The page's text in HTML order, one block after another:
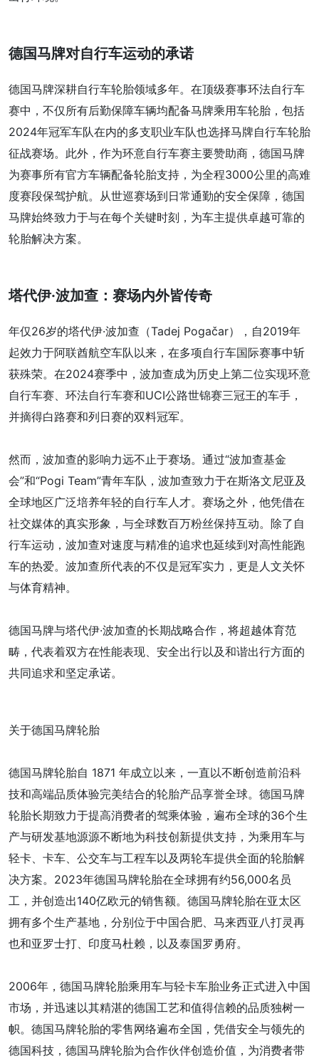
德国马牌对自行车运动的承诺
德国马牌深耕自行车轮胎领域多年。在顶级赛事环法自行车
赛中，不仅所有后勤保障车辆均配备马牌乘用车轮胎，包括
2024年冠军车队在内的多支职业车队也选择马牌自行车轮胎
征战赛场。此外，作为环意自行车赛主要赞助商，德国马牌
为赛事所有官方车辆配备轮胎支持，为全程3000公里的高难
度赛段保驾护航。从世巡赛场到日常通勤的安全保障，德国
马牌始终致力于与在每个关键时刻，为车主提供卓越可靠的
轮胎解决方案。
塔代伊·波加查：赛场内外皆传奇
年仅26岁的塔代伊·波加查（Tadej Pogačar），自2019年
起效力于阿联酋航空车队以来，在多项自行车国际赛事中斩
获殊荣。在2024赛季中，波加查成为历史上第二位实现环意
自行车赛、环法自行车赛和UCI公路世锦赛三冠王的车手，
并摘得白路赛和列日赛的双料冠军。
然而，波加查的影响力远不止于赛场。通过“波加查基金
会”和“Pogi Team”青年车队，波加查致力于在斯洛文尼亚及
全球地区广泛培养年轻的自行车人才。赛场之外，他凭借在
社交媒体的真实形象，与全球数百万粉丝保持互动。除了自
行车运动，波加查对速度与精准的追求也延续到对高性能跑
车的热爱。波加查所代表的不仅是冠军实力，更是人文关怀
与体育精神。
德国马牌与塔代伊·波加查的长期战略合作，将超越体育范
畴，代表着双方在性能表现、安全出行以及和谐出行方面的
共同追求和坚定承诺。
关于德国马牌轮胎
德国马牌轮胎自 1871 年成立以来，一直以不断创造前沿科
技和高端品质体验完美结合的轮胎产品享誉全球。德国马牌
轮胎长期致力于提高消费者的驾乘体验，遍布全球的36个生
产与研发基地源源不断地为科技创新提供支持，为乘用车与
轻卡、卡车、公交车与工程车以及两轮车提供全面的轮胎解
决方案。2023年德国马牌轮胎在全球拥有约56,000名员
工，并创造出140亿欧元的销售额。德国马牌轮胎在亚太区
拥有多个生产基地，分别位于中国合肥、马来西亚八打灵再
也和亚罗士打、印度马杜赖，以及泰国罗勇府。
2006年，德国马牌轮胎乘用车与轻卡车胎业务正式进入中国
市场，并迅速以其精湛的德国工艺和值得信赖的品质独树一
帜。德国马牌轮胎的零售网络遍布全国，凭借安全与领先的
德国科技，德国马牌轮胎为合作伙伴创造价值，为消费者带